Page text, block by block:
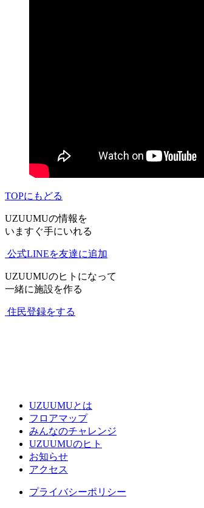
TOPにもどる
UZUUMUの情報を
いますぐ手にいれる
公式LINEを友達に追加
UZUUMUのヒトになって
一緒に施設を作る
住民登録をする
UZUUMUとは
フロアマップ
みんなのチャレンジ
UZUUMUのヒト
お知らせ
アクセス
プライバシーポリシー